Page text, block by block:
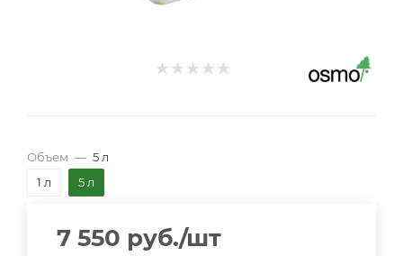
Объем — 5 л
1 л
5 л
7 550 руб./шт